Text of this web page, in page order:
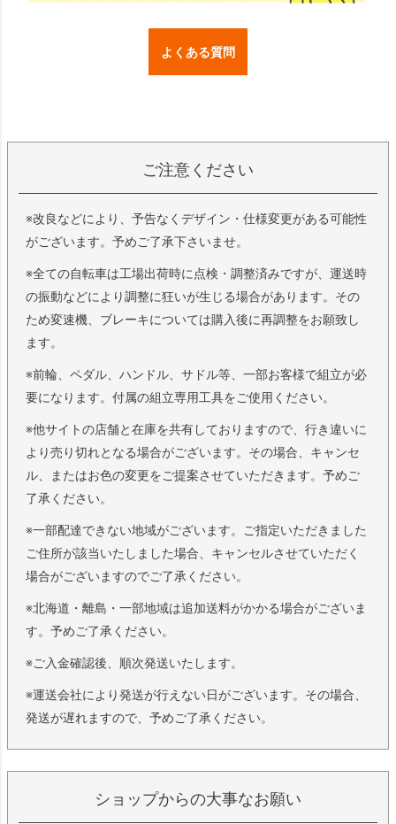
よくある質問
ご注意ください
※改良などにより、予告なくデザイン・仕様変更がある可能性
がございます。予めご了承下さいませ。
※全ての自転車は工場出荷時に点検・調整済みですが、運送時
の振動などにより調整に狂いが生じる場合があります。その
ため変速機、ブレーキについては購入後に再調整をお願致し
ます。
※前輪、ペダル、ハンドル、サドル等、一部お客様で組立が必
要になります。付属の組立専用工具をご使用ください。
※他サイトの店舗と在庫を共有しておりますので、行き違いに
より売り切れとなる場合がございます。その場合、キャンセ
ル、またはお色の変更をご提案させていただきます。予めご
了承ください。
※一部配達できない地域がございます。ご指定いただきました
ご住所が該当いたしました場合、キャンセルさせていただく
場合がございますのでご了承ください。
※北海道・離島・一部地域は追加送料がかかる場合がございま
す。予めご了承ください。
※ご入金確認後、順次発送いたします。
※運送会社により発送が行えない日がございます。その場合、
発送が遅れますので、予めご了承ください。
ショップからの大事なお願い